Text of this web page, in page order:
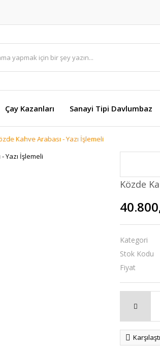
Çay Kazanları Sanayi Tipi Davlumbaz
Kahve Arabası - Yazı İşlemeli
Közde
Kategori
Stok Kodu
Fiyat